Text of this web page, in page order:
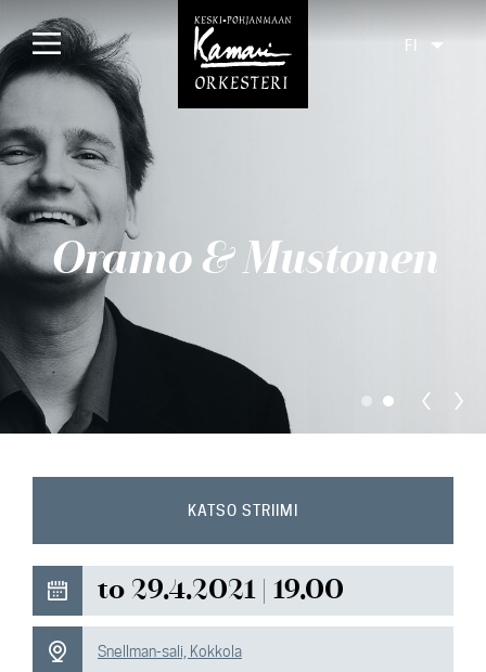
Etusivu
Konsertit
Tulossa
Menneet
Liput
Yleisölle
Orkesteri
Yhteys
FI
Oramo & Mustonen
KATSO STRIIMI
to 29.4.2021 | 19.00
Snellman-sali, Kokkola